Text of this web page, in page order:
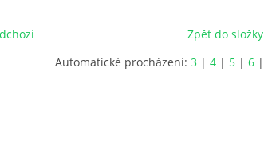
Zpět do složky
Automatické procházení: 3 | 4 | 5 | 6 |